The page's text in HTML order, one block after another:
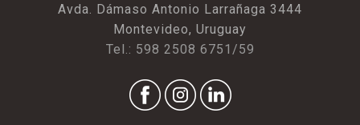
Avda. Dámaso Antonio Larrañaga 3444
Montevideo, Uruguay
Tel.: 598 2508 6751/59